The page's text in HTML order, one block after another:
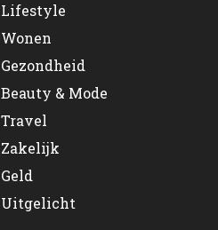
Lifestyle
Wonen
Gezondheid
Beauty & Mode
Travel
Zakelijk
Geld
Uitgelicht